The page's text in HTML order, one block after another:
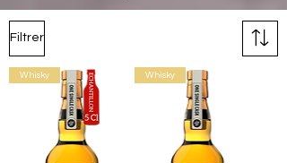
Filtrer
Whisky Whisky